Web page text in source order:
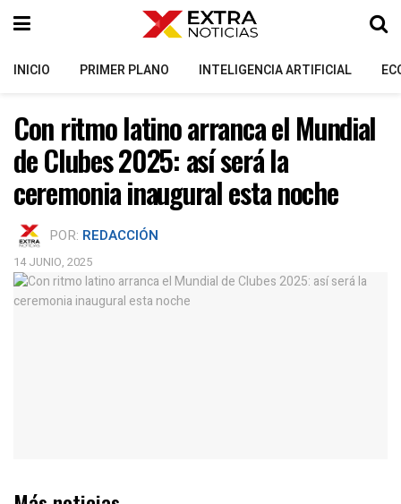
INICIO PRIMER PLANO INTELIGENCIA ARTIFICIAL
Con ritmo latino arranca el Mundial
de Clubes 2025: así será la
ceremonia inaugural esta noche
POR: REDACCIÓN
14 JUNIO, 2025